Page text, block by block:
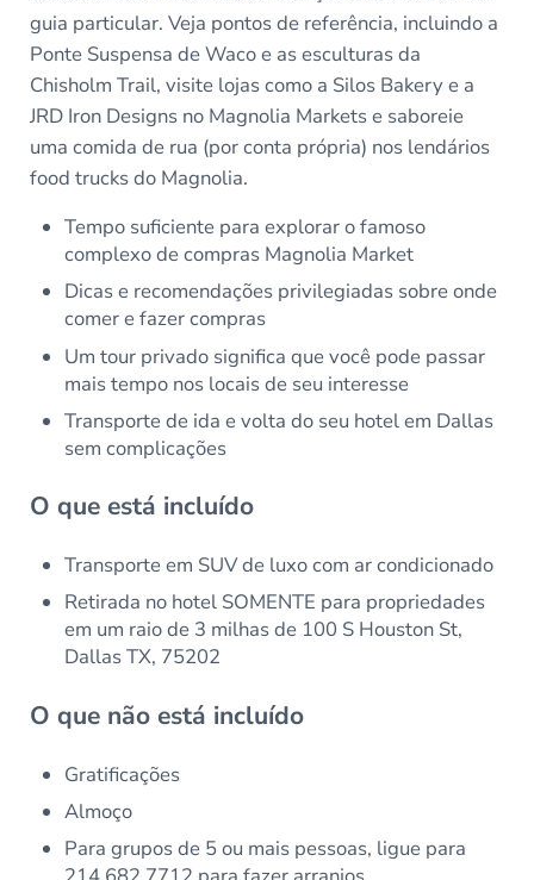
guia particular. Veja pontos de referência, incluindo a
Ponte Suspensa de Waco e as esculturas da
Chisholm Trail, visite lojas como a Silos Bakery e a
JRD Iron Designs no Magnolia Markets e saboreie
uma comida de rua (por conta própria) nos lendários
food trucks do Magnolia.
Tempo suficiente para explorar o famoso
complexo de compras Magnolia Market
Dicas e recomendações privilegiadas sobre onde
comer e fazer compras
Um tour privado significa que você pode passar
mais tempo nos locais de seu interesse
Transporte de ida e volta do seu hotel em Dallas
sem complicações
O que está incluído
Transporte em SUV de luxo com ar condicionado
Retirada no hotel SOMENTE para propriedades
em um raio de 3 milhas de 100 S Houston St,
Dallas TX, 75202
O que não está incluído
Gratificações
Almoço
Para grupos de 5 ou mais pessoas, ligue para